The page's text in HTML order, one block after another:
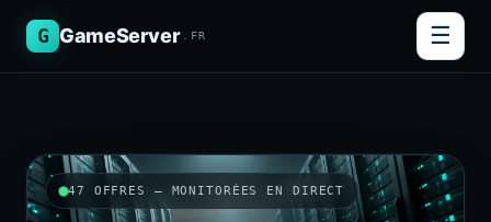
G GameServer .FR ☰
47 OFFRES — MONITORÉES EN DIRECT